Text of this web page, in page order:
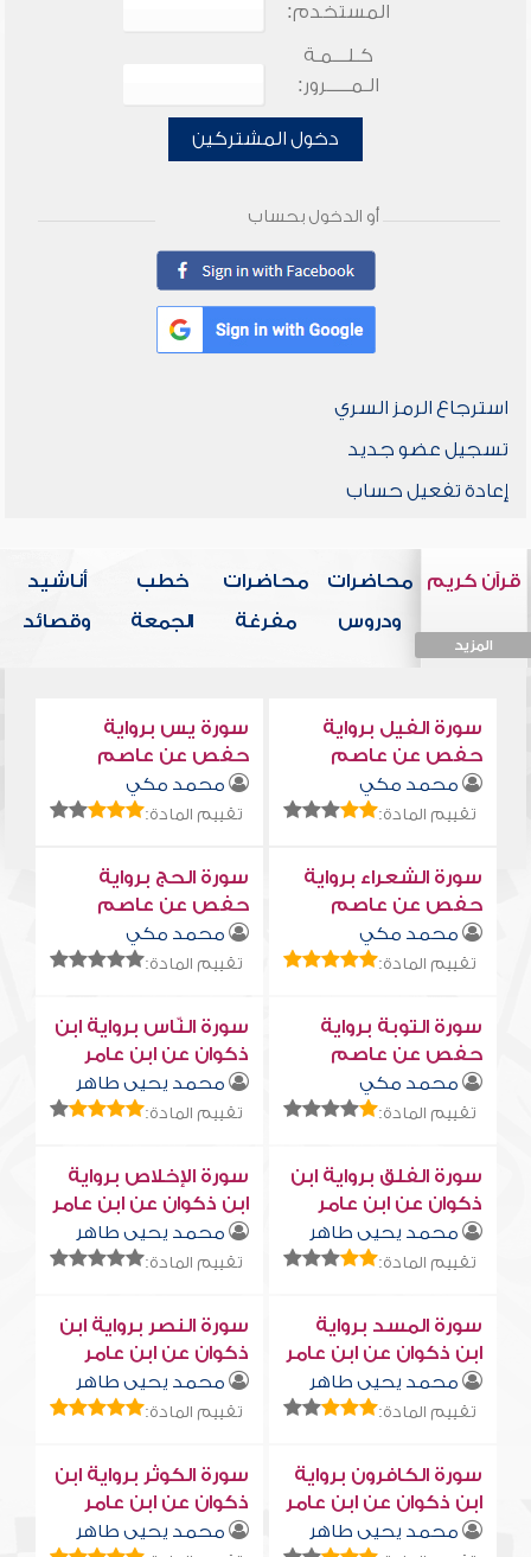
المستخدم:
كـلـــمـة
الـمـــــرور:
دخول المشتركين
أو الدخول بحساب
استرجاع الرمز السري
تسجيل عضو جديد
إعادة تفعيل حساب
قرآن كريم
المزيد
محاضرات
ودروس
محاضرات
مفرغة
خطب
الجمعة
أناشيد
وقصائد
سورة الفيل برواية
حفص عن عاصم
محمد مكي
تقييم المادة:
سورة يس برواية
حفص عن عاصم
محمد مكي
تقييم المادة:
سورة الشعراء برواية
حفص عن عاصم
محمد مكي
تقييم المادة:
سورة الحج برواية
حفص عن عاصم
محمد مكي
تقييم المادة:
سورة التوبة برواية
حفص عن عاصم
محمد مكي
تقييم المادة:
سورة النّاس برواية ابن
ذكوان عن ابن عامر
محمد يحيى طاهر
تقييم المادة:
سورة الفلق برواية ابن
ذكوان عن ابن عامر
محمد يحيى طاهر
تقييم المادة:
سورة الإخلاص برواية
ابن ذكوان عن ابن عامر
محمد يحيى طاهر
تقييم المادة:
سورة المسد برواية
ابن ذكوان عن ابن عامر
محمد يحيى طاهر
تقييم المادة:
سورة النصر برواية ابن
ذكوان عن ابن عامر
محمد يحيى طاهر
تقييم المادة:
سورة الكافرون برواية
ابن ذكوان عن ابن عامر
محمد يحيى طاهر
سورة الكوثر برواية ابن
ذكوان عن ابن عامر
محمد يحيى طاهر